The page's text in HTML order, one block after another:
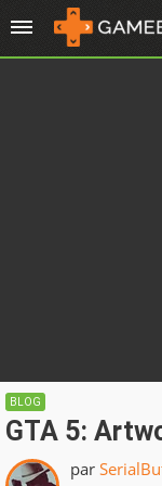
BLOG
GTA 5:
par